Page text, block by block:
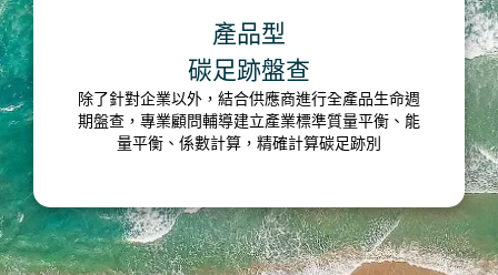
產品型
碳足跡盤查
除了針對企業以外，結合供應商進行全產品生命週
期盤查，專業顧問輔導建立產業標準質量平衡、能
量平衡、係數計算，精確計算碳足跡別